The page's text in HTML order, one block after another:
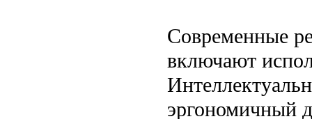
Современные
включают
эргономичный